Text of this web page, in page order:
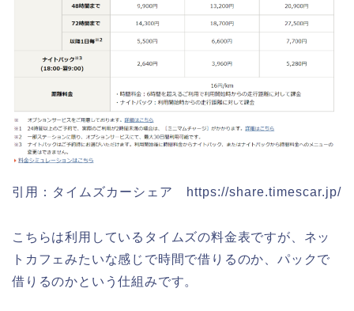
引用：タイムズカーシェア https://share.timescar.jp/
こちらは利用しているタイムズの料金表ですが、ネッ
トカフェみたいな感じで時間で借りるのか、パックで
借りるのかという仕組みです。